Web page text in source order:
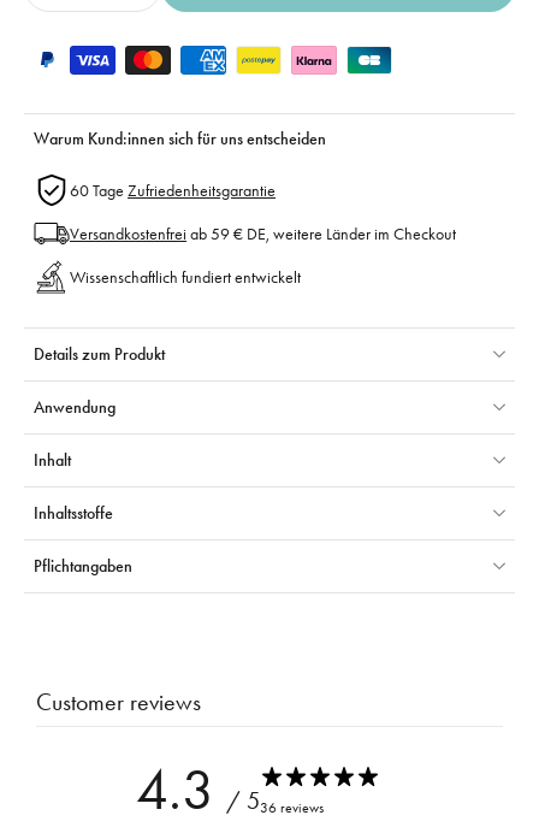
Warum Kund:innen sich für uns entscheiden
60 Tage Zufriedenheitsgarantie
Versandkostenfrei ab 59 € DE, weitere Länder im Checkout
Wissenschaftlich fundiert entwickelt
Details zum Produkt
Anwendung
Inhalt
Inhaltsstoffe
Pflichtangaben
Customer reviews
4.3 / 536 reviews